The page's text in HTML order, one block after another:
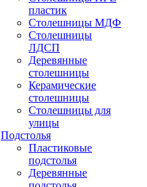
пластик
Столешницы МДФ
Столешницы
ЛДСП
Деревянные
столешницы
Керамические
столешницы
Столешницы для
улицы
Подстолья
Пластиковые
подстолья
Деревянные